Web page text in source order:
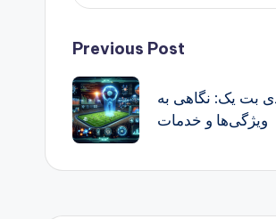
Post
navigation
Previous Post
بت یک: نگاهی به
ویژگی‌ها و خدمات